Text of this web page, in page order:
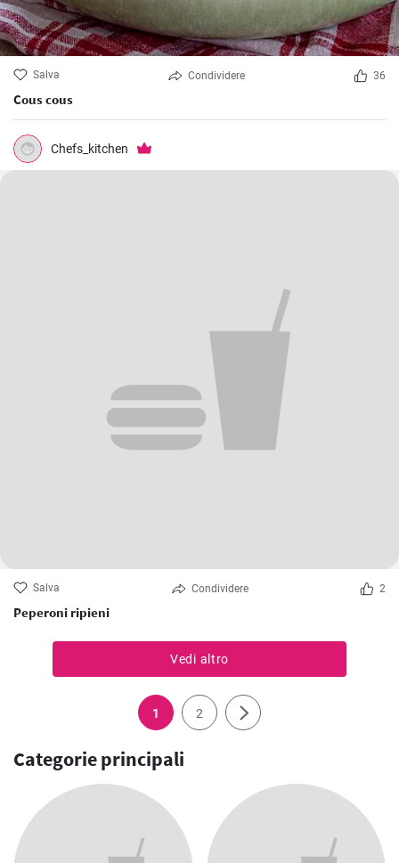
Salva Condividere 36
Cous cous
Chefs_kitchen
Salva Condividere 2
Peperoni ripieni
Vedi altro
1 2
Categorie principali